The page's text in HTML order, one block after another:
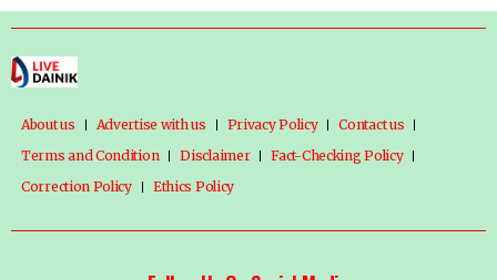
About us Advertise with us Privacy Policy
Contact us
Terms and Condition
Disclaimer
Fact-Checking Policy
Correction Policy
Ethics Policy